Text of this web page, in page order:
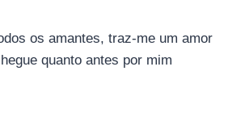
os amantes, traz-me um amor
quanto antes por mim